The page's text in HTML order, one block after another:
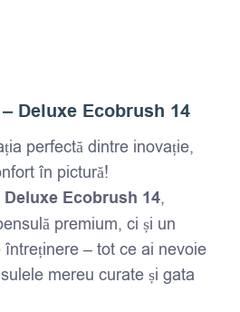
Deluxe Ecobrush 14
perfectă dintre inovație,
în pictură!
Ecobrush 14,
premium, ci și un
– tot ce ai nevoie
mereu curate și gata